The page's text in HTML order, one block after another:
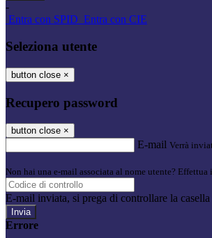
-
Entra con SPID Entra con CIE
Seleziona utente
button close ×
Recupero password
button close ×
E-mail Verrà
Non hai una e-mail associata al nome utente?
E-mail inviata, si prega di controllare la
Errore